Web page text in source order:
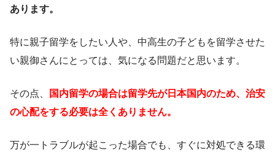
あります。
特に親子留学をしたい人や、中高生の子どもを留学させた
い親御さんにとっては、気になる問題だと思います。
その点、
国内留学の場合は留学先が日本国内のため、治安
の心配をする必要は全くありません。
万が一トラブルが起こった場合でも、すぐに対処できる環